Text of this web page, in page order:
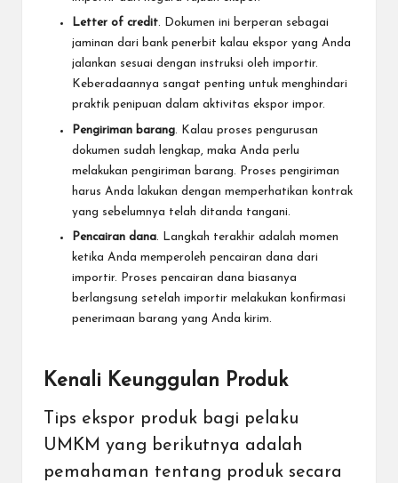
Letter of credit. Dokumen ini berperan sebagai
jaminan dari bank penerbit kalau ekspor yang Anda
jalankan sesuai dengan instruksi oleh importir.
Keberadaannya sangat penting untuk menghindari
praktik penipuan dalam aktivitas ekspor impor.
Pengiriman barang . Kalau proses pengurusan
dokumen sudah lengkap, maka Anda perlu
melakukan pengiriman barang. Proses pengiriman
harus Anda lakukan dengan memperhatikan kontrak
yang sebelumnya telah ditanda tangani.
Pencairan dana. Langkah terakhir adalah momen
ketika Anda memperoleh pencairan dana dari
importir. Proses pencairan dana biasanya
berlangsung setelah importir melakukan konfirmasi
penerimaan barang yang Anda kirim.
Kenali Keunggulan Produk
Tips ekspor produk bagi pelaku
UMKM yang berikutnya adalah
pemahaman tentang produk secara